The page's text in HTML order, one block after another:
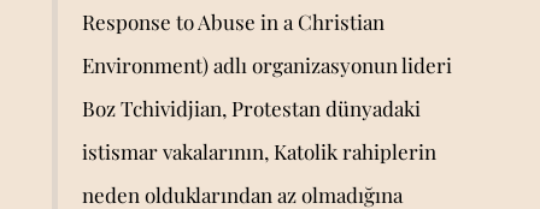
Response to Abuse in a Christian
Environment) adlı organizasyonun lideri
Boz Tchividjian, Protestan dünyadaki
istismar vakalarının, Katolik rahiplerin
neden olduklarından az olmadığına